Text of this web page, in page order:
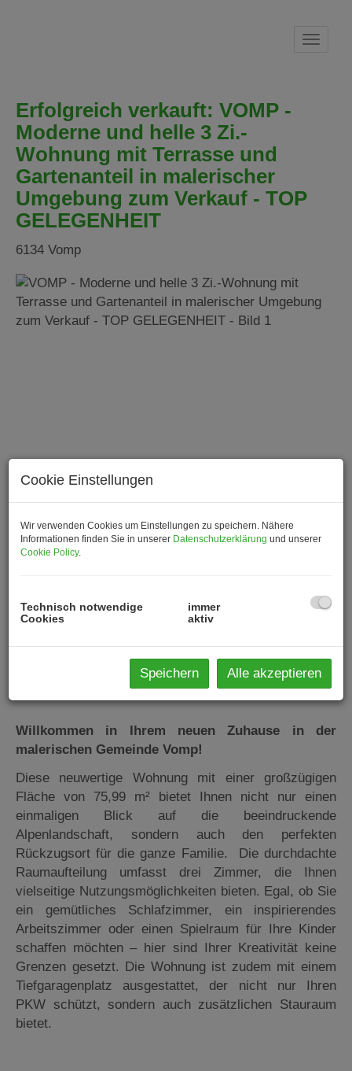
Erfolgreich verkauft: VOMP -
Moderne und helle 3 Zi.-
Wohnung mit Terrasse und
Gartenanteil in malerischer
Umgebung zum Verkauf - TOP
GELEGENHEIT
6134 Vomp
Willkommen in Ihrem neuen Zuhause in der
malerischen Gemeinde Vomp!
Diese neuwertige Wohnung mit einer großzügigen
Fläche von 75,99 m² bietet Ihnen nicht nur einen
einmaligen Blick auf die beeindruckende
Alpenlandschaft, sondern auch den perfekten
Rückzugsort für die ganze Familie. Die durchdachte
Raumaufteilung umfasst drei Zimmer, die Ihnen
vielseitige Nutzungsmöglichkeiten bieten. Egal, ob Sie
ein gemütliches Schlafzimmer, ein inspirierendes
Arbeitszimmer oder einen Spielraum für Ihre Kinder
schaffen möchten – hier sind Ihrer Kreativität keine
Grenzen gesetzt. Die Wohnung ist zudem mit einem
Tiefgaragenplatz ausgestattet, der nicht nur Ihren
PKW schützt, sondern auch zusätzlichen Stauraum
bietet.
Cookie Einstellungen
Wir verwenden Cookies um Einstellungen zu speichern. Nähere
Informationen finden Sie in unserer Datenschutzerklärung und unserer
Cookie Policy.
Technisch notwendige
Cookies
immer
aktiv
Speichern Alle akzeptieren